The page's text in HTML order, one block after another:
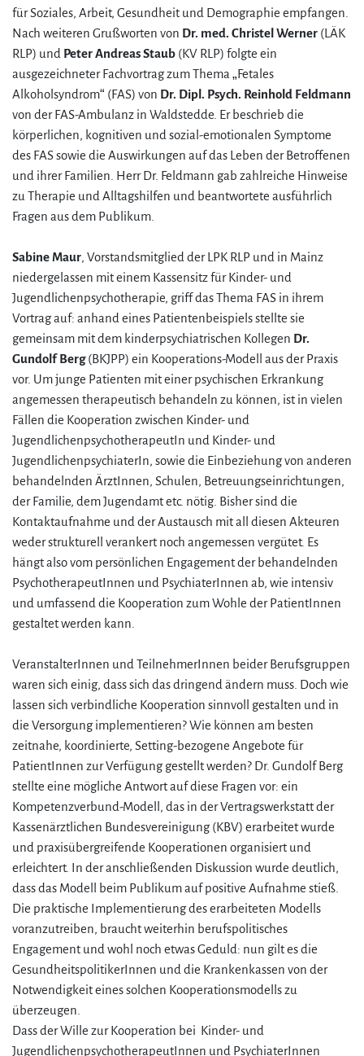
für Soziales, Arbeit, Gesundheit und Demographie empfangen.
Nach weiteren Grußworten von Dr. med. Christel Werner (LÄK
RLP) und Peter Andreas Staub (KV RLP) folgte ein
ausgezeichneter Fachvortrag zum Thema „Fetales
Alkoholsyndrom“ (FAS) von Dr. Dipl. Psych. Reinhold Feldmann
von der FAS-Ambulanz in Waldstedde. Er beschrieb die
körperlichen, kognitiven und sozial-emotionalen Symptome
des FAS sowie die Auswirkungen auf das Leben der Betroffenen
und ihrer Familien. Herr Dr. Feldmann gab zahlreiche Hinweise
zu Therapie und Alltagshilfen und beantwortete ausführlich
Fragen aus dem Publikum.
Sabine Maur, Vorstandsmitglied der LPK RLP und in Mainz
niedergelassen mit einem Kassensitz für Kinder- und
Jugendlichenpsychotherapie, griff das Thema FAS in ihrem
Vortrag auf: anhand eines Patientenbeispiels stellte sie
gemeinsam mit dem kinderpsychiatrischen Kollegen Dr.
Gundolf Berg(BKJPP) ein Kooperations-Modell aus der Praxis
vor. Um junge Patienten mit einer psychischen Erkrankung
angemessen therapeutisch behandeln zu können, ist in vielen
Fällen die Kooperation zwischen Kinder- und
JugendlichenpsychotherapeutIn und Kinder- und
JugendlichenpsychiaterIn, sowie die Einbeziehung von anderen
behandelnden ÄrztInnen, Schulen, Betreuungseinrichtungen,
der Familie, dem Jugendamt etc. nötig. Bisher sind die
Kontaktaufnahme und der Austausch mit all diesen Akteuren
weder strukturell verankert noch angemessen vergütet. Es
hängt also vom persönlichen Engagement der behandelnden
PsychotherapeutInnen und PsychiaterInnen ab, wie intensiv
und umfassend die Kooperation zum Wohle der PatientInnen
gestaltet werden kann.
VeranstalterInnen und TeilnehmerInnen beider Berufsgruppen
waren sich einig, dass sich das dringend ändern muss. Doch wie
lassen sich verbindliche Kooperation sinnvoll gestalten und in
die Versorgung implementieren? Wie können am besten
zeitnahe, koordinierte, Setting-bezogene Angebote für
PatientInnen zur Verfügung gestellt werden? Dr. Gundolf Berg
stellte eine mögliche Antwort auf diese Fragen vor: ein
Kompetenzverbund-Modell, das in der Vertragswerkstatt der
Kassenärztlichen Bundesvereinigung (KBV) erarbeitet wurde
und praxisübergreifende Kooperationen organisiert und
erleichtert. In der anschließenden Diskussion wurde deutlich,
dass das Modell beim Publikum auf positive Aufnahme stieß.
Die praktische Implementierung des erarbeiteten Modells
voranzutreiben, braucht weiterhin berufspolitisches
Engagement und wohl noch etwas Geduld: nun gilt es die
GesundheitspolitikerInnen und die Krankenkassen von der
Notwendigkeit eines solchen Kooperationsmodells zu
überzeugen.
Dass der Wille zur Kooperation bei Kinder- und
JugendlichenpsychotherapeutInnen und PsychiaterInnen